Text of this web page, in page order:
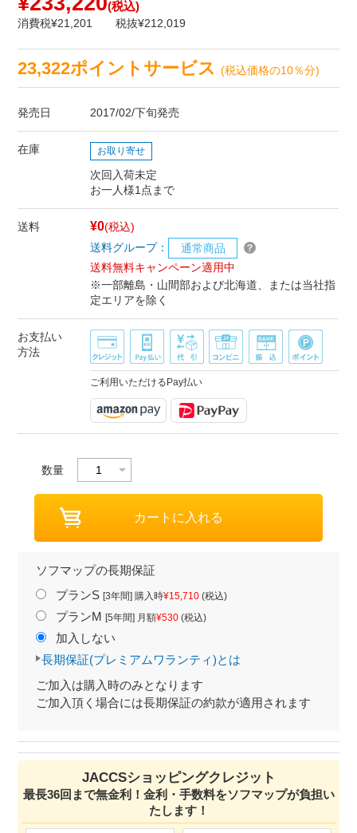
(税込)
消費税¥21,201 税抜¥212,019
23,322ポイントサービス(税込価格の10％分)
発売日 2017/02/下旬発売
在庫 お取り寄せ
次回入荷未定
お一人様1点まで
送料 ¥0(税込)
送料グループ：
通常商品
送料無料キャンペーン適用中
※一部離島・山間部および北海道、または当社指
定エリアを除く
お支払い
方法
ご利用いただけるPay払い
数量
ソフマップの長期保証
プランS [3年間] 購入時¥15,710(税込)
プランM [5年間] 月額¥530(税込)
加入しない
長期保証(プレミアムワランティ)とは
ご加入は購入時のみとなります
ご加入頂く場合には長期保証の約款が適用されます
JACCSショッピングクレジット
最長36回まで無金利！金利・手数料をソフマップが負担い
たします！